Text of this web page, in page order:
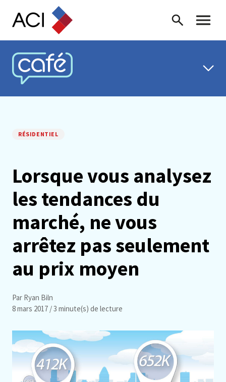
Skip to content
Recherche
Menu
CAFÉ ACI
RÉSIDENTIEL
Lorsque vous analysez
les tendances du
marché, ne vous
arrêtez pas seulement
au prix moyen
Par Ryan Biln
8 mars 2017 / 3 minute(s) de lecture